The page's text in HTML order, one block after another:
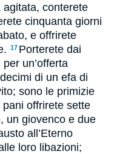
agitata, conterete
cinquanta giorni
e offrirete
17 Porterete dai
un’offerta
di un efa di
sono le primizie
pani offrirete sette
un giovenco e due
all’Eterno
loro libazioni;